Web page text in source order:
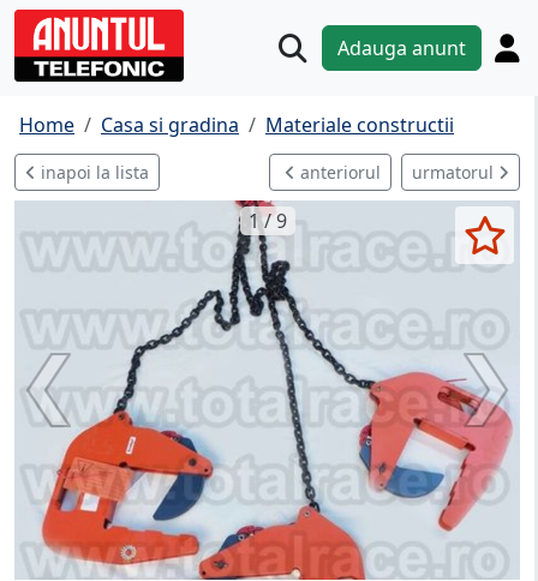
Adauga anunt
Home Casa si gradina Materiale constructii
inapoi la lista anteriorul urmatorul
1 / 9